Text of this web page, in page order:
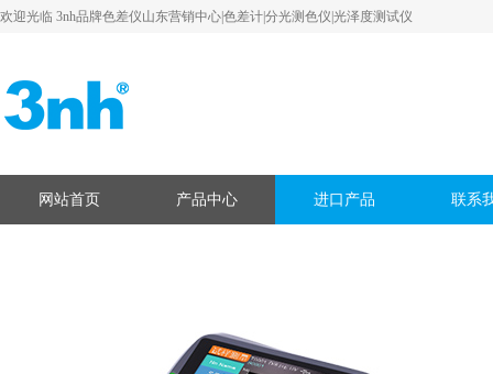
欢迎光临 3nh品牌色差仪山东营销中心|色差计|分光测色仪|光泽度测试仪
网站首页 产品中心 进口产品 联系